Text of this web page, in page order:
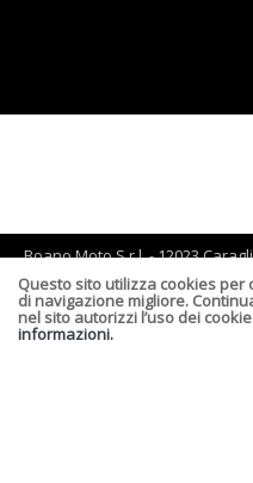
Boano Moto S.r.l. - 12023
19/d - tel: 0171 619061 - Email :
Cf. P.Iva. Registro Imprese
164496 Capitale
Questo sito utilizza cookies
di navigazione migliore.
nel sito autorizzi l’uso dei
informazioni.